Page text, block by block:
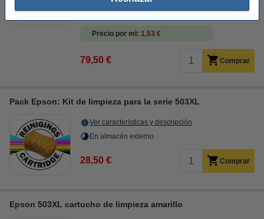
Precio por ml
1,53 €
79,50 € Comprar
Pack Epson: Kit de limpieza para la serie 503XL
Ver características y descripción
En almacén externo
28,50 € Comprar
Epson 503XL cartucho de limpieza amarillo